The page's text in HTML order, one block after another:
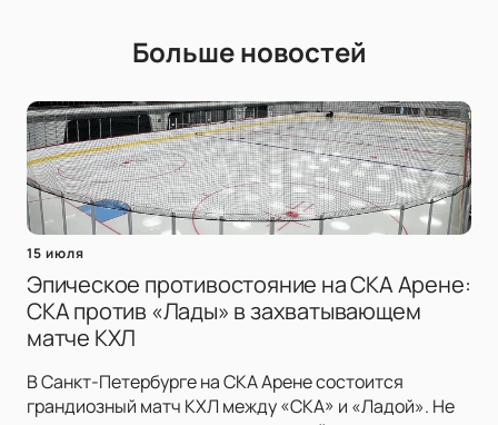
Больше новостей
15 июля
Эпическое противостояние на СКА Арене:
СКА против «Лады» в захватывающем
матче КХЛ
В Санкт-Петербурге на СКА Арене состоится
грандиозный матч КХЛ между «СКА» и «Ладой». Не